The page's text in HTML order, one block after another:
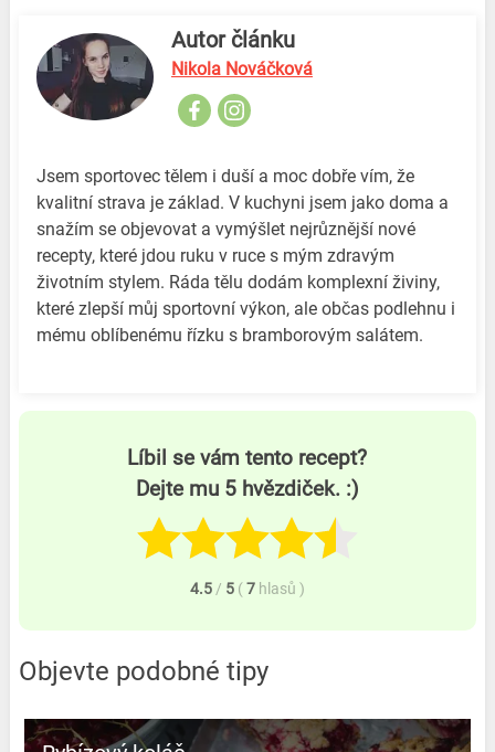
Autor článku
Nikola Nováčková
Jsem sportovec tělem i duší a moc dobře vím, že
kvalitní strava je základ. V kuchyni jsem jako doma a
snažím se objevovat a vymýšlet nejrůznější nové
recepty, které jdou ruku v ruce s mým zdravým
životním stylem. Ráda tělu dodám komplexní živiny,
které zlepší můj sportovní výkon, ale občas podlehnu i
mému oblíbenému řízku s bramborovým salátem.
Líbil se vám tento recept?
Dejte mu 5 hvězdiček. :)
4.5 / 5 (7 hlasů )
Objevte podobné tipy